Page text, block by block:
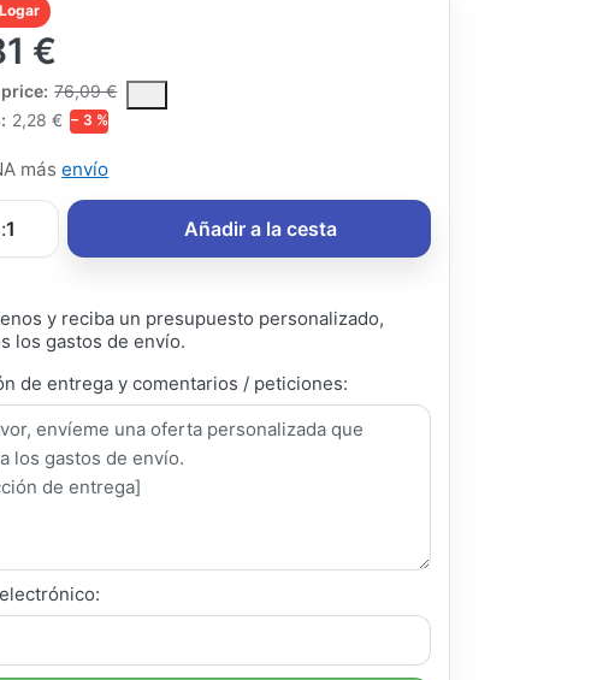
€
76,09 €
Price is the median selling price paid by customers for a product,
2,28 € − 3 %
másenvío
1 Añadir a la cesta
y reciba un presupuesto personalizado,
los gastos de envío.
de entrega y comentarios / peticiones: